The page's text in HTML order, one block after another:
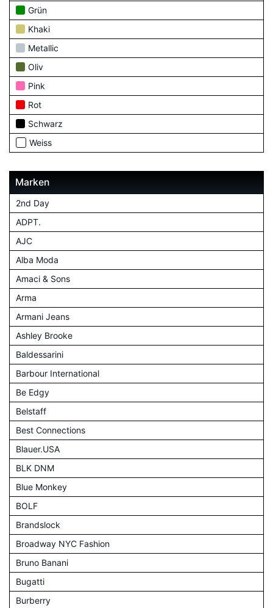
Grün
Khaki
Metallic
Oliv
Pink
Rot
Schwarz
Weiss
Marken
2nd Day
ADPT.
AJC
Alba Moda
Amaci & Sons
Arma
Armani Jeans
Ashley Brooke
Baldessarini
Barbour International
Be Edgy
Belstaff
Best Connections
Blauer.USA
BLK DNM
Blue Monkey
BOLF
Brandslock
Broadway NYC Fashion
Bruno Banani
Bugatti
Burberry